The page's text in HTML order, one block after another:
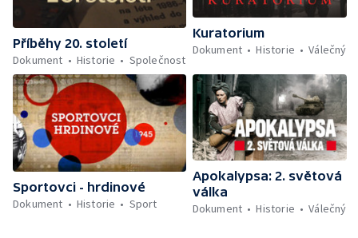
Příběhy 20. století
Dokument
Historie Společnost
Kuratorium
Dokument
Historie Válečný
Sportovci - hrdinové
Dokument
Historie Sport
Apokalypsa: 2. světová
válka
Dokument
Historie Válečný